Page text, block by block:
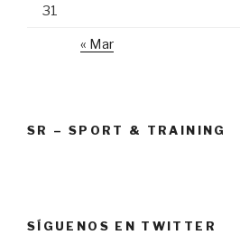
31
« Mar
SR – SPORT & TRAINING
SÍGUENOS EN TWITTER